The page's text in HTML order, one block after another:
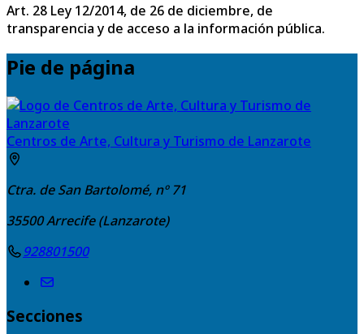
Art. 28 Ley 12/2014, de 26 de diciembre, de
transparencia y de acceso a la información pública.
Pie de página
Centros de Arte, Cultura y Turismo de Lanzarote
Ctra. de San Bartolomé, nº 71
35500Arrecife (Lanzarote)
928801500
Secciones